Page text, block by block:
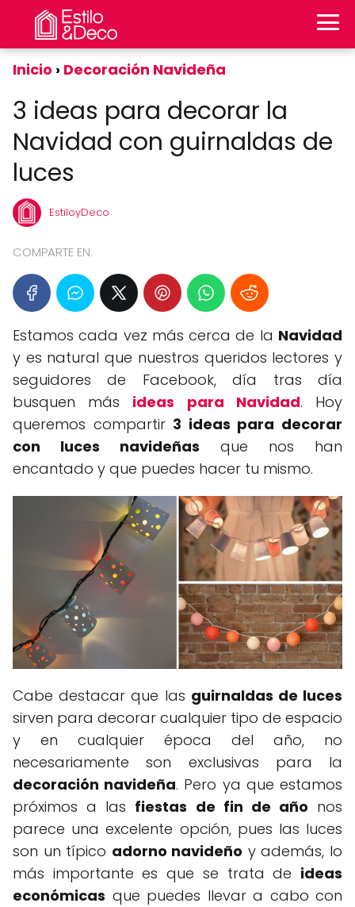
Inicio Decoración Navideña
3 ideas para decorar la
Navidad con guirnaldas de
luces
EstiloyDeco
COMPARTE EN:
Estamos cada vez más cerca de la Navidad
y es natural que nuestros queridos lectores y
seguidores de Facebook, día tras día
busquen más ideas para Navidad. Hoy
queremos compartir 3 ideas para decorar
con luces navideñas que nos han
encantado y que puedes hacer tu mismo.
Cabe destacar que las guirnaldas de luces
sirven para decorar cualquier tipo de espacio
y en cualquier época del año, no
necesariamente son exclusivas para la
decoración navideña. Pero ya que estamos
próximos a las fiestas de fin de año nos
parece una excelente opción, pues las luces
son un típico adorno navideño y además, lo
más importante es que se trata de ideas
económicas que puedes llevar a cabo con